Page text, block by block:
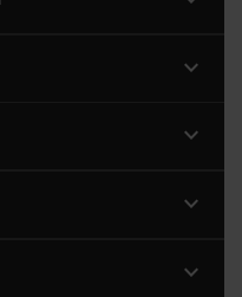
expand_more
expand_more
expand_more
expand_more